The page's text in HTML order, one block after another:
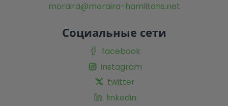
moraira@moraira-hamiltons.net
Социальные сети
facebook
instagram
twitter
linkedin